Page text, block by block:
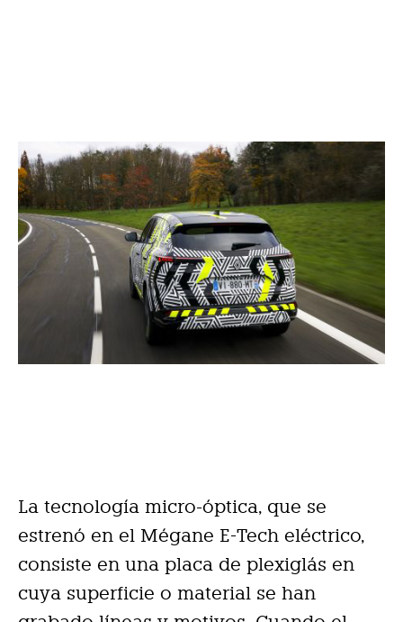
La tecnología micro-óptica, que se
estrenó en el Mégane E-Tech eléctrico,
consiste en una placa de plexiglás en
cuya superficie o material se han